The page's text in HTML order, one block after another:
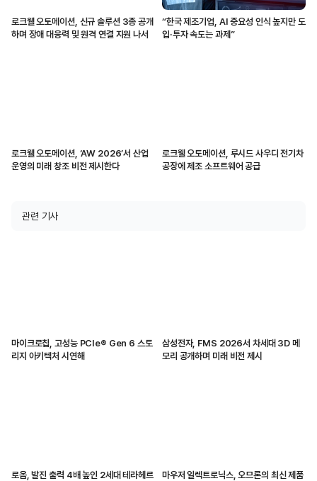
로크웰 오토메이션, 신규 솔루션 3종 공개
하며 장애 대응력 및 원격 연결 지원 나서
“한국 제조기업, AI 중요성 인식 높지만 도
입·투자 속도는 과제”
로크웰 오토메이션, ‘AW 2026’서 산업
운영의 미래 창조 비전 제시한다
로크웰 오토메이션, 루시드 사우디 전기차
공장에 제조 소프트웨어 공급
관련 기사
마이크로칩, 고성능 PCIe® Gen 6 스토
리지 아키텍처 시연해
삼성전자, FMS 2026서 차세대 3D 메
모리 공개하며 미래 비전 제시
로옴, 발진 출력 4배 높인 2세대 테라헤르
마우저 일렉트로닉스, 오므론의 최신 제품